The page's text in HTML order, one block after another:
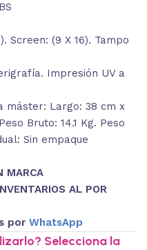
Screen: (9 X 16). Tampo
Impresión UV a
máster: Largo: 38 cm x
Bruto: 14.1 Kg. Peso
Sin empaque
MARCA
AL POR
por WhatsApp
Selecciona la